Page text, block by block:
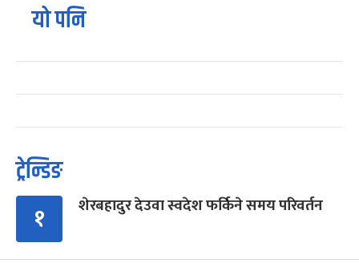
यो पनि
ट्रेन्डिङ
१ शेरबहादुर देउवा स्वदेश फर्किने समय परिवर्तन